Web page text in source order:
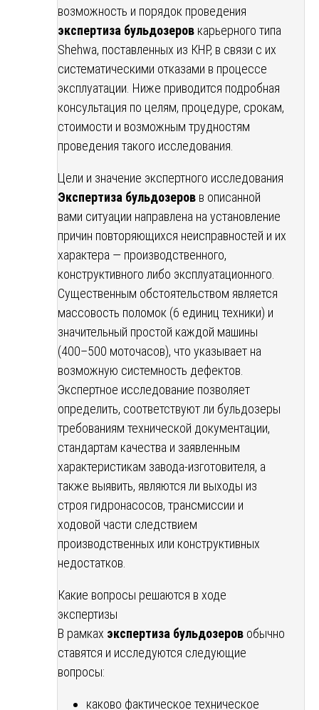
возможность и порядок проведения
экспертиза бульдозеров карьерного типа
Shehwa, поставленных из КНР, в связи с их
систематическими отказами в процессе
эксплуатации. Ниже приводится подробная
консультация по целям, процедуре, срокам,
стоимости и возможным трудностям
проведения такого исследования.
Цели и значение экспертного исследования
Экспертиза бульдозеров в описанной
вами ситуации направлена на установление
причин повторяющихся неисправностей и их
характера — производственного,
конструктивного либо эксплуатационного.
Существенным обстоятельством является
массовость поломок (6 единиц техники) и
значительный простой каждой машины
(400–500 моточасов), что указывает на
возможную системность дефектов.
Экспертное исследование позволяет
определить, соответствуют ли бульдозеры
требованиям технической документации,
стандартам качества и заявленным
характеристикам завода-изготовителя, а
также выявить, являются ли выходы из
строя гидронасосов, трансмиссии и
ходовой части следствием
производственных или конструктивных
недостатков.
Какие вопросы решаются в ходе
экспертизы
В рамках экспертиза бульдозеров обычно
ставятся и исследуются следующие
вопросы:
каково фактическое техническое